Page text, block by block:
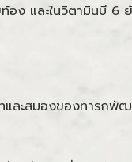
อง และในวิตามินบี 6
และสมองของทารกพั